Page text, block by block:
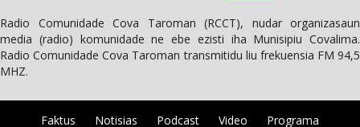
Radio Comunidade Cova Taroman (RCCT), nudar organizasaun
media (radio) komunidade ne ebe ezisti iha Munisipiu Covalima.
Radio Comunidade Cova Taroman transmitidu liu frekuensia FM 94,5
MHZ.
Faktus Notisias Podcast Video Programa